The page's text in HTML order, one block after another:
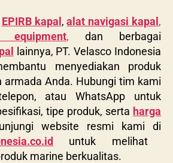
EPIRB kapal,alat navigasi kapal,
, dan berbagai
lainnya, PT. Velasco Indonesia
menyediakan produk
armada Anda. Hubungi tim kami
atau WhatsApp untuk
tipe produk, serta harga
website resmi kami di
untuk melihat
marine berkualitas.